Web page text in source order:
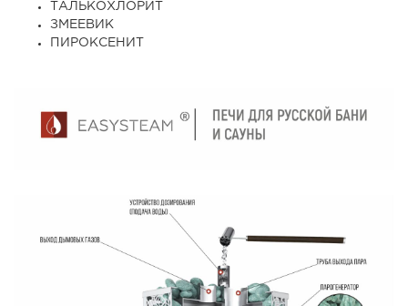
ТАЛЬКОХЛОРИТ
ЗМЕЕВИК
ПИРОКСЕНИТ